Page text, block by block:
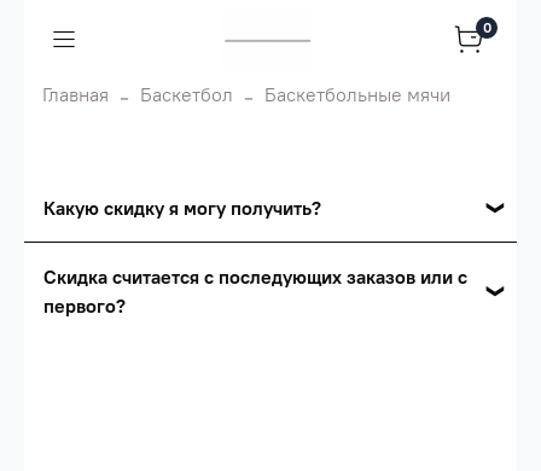
0
Главная Баскетбол Баскетбольные мячи
Какую скидку я могу получить?
Сумма скидки зависит от стоимости вашего
Скидка считается с последующих заказов или с
первого?